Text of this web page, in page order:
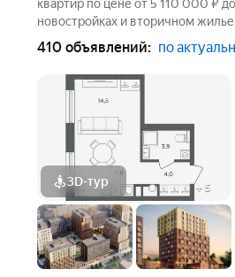
квартир по цене от 5 110 000 ₽
новостройках и вторичном
410 объявлений: по
3D-тур + 5